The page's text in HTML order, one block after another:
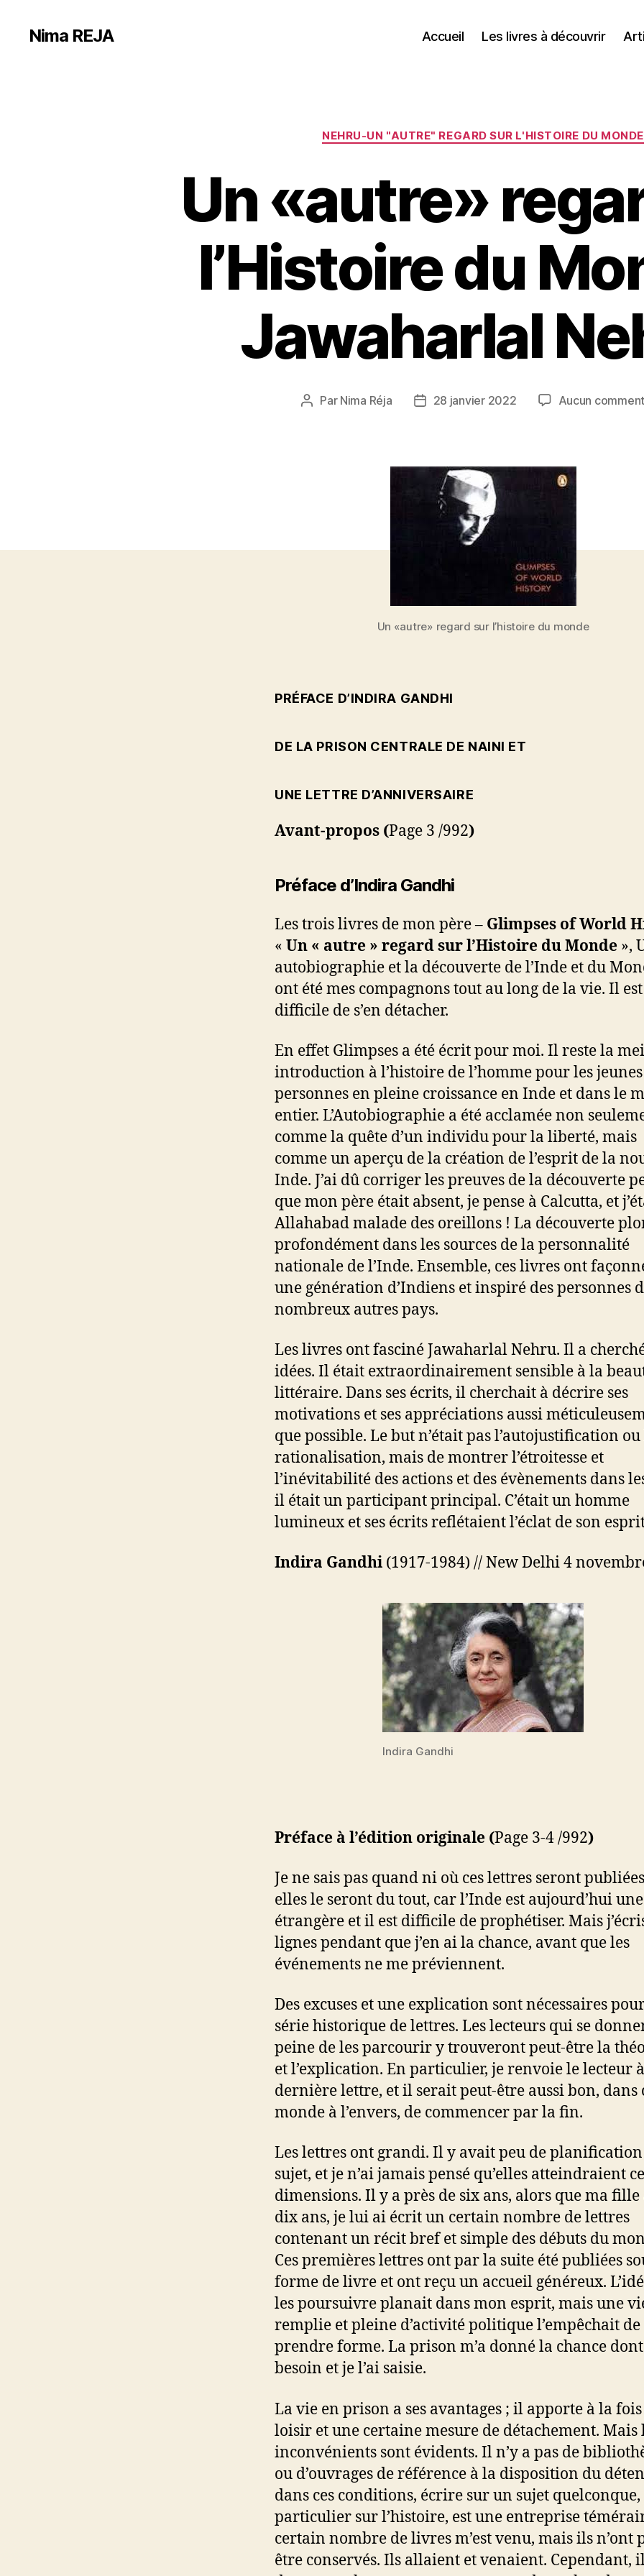
Nima REJA Accueil Les livres à découvrir
Catégories
NEHRU-UN "AUTRE" REGARD SUR L'HISTOIRE DU MONDE
Un «autre»
l’Histoire du
Jawaharlal
Auteur
Par Nima Réja
Date28 janvier 2022 Aucun
Un «autre» regard sur l’histoire du monde
PRÉFACE D’INDIRA GANDHI
DE LA PRISON CENTRALE DE NAINI ET
UNE LETTRE D’ANNIVERSAIRE
Avant-propos (Page 3 /992)
Préface d’Indira Gandhi
Les trois livres de mon père – Glimpses of World
« Un « autre » regard sur l’Histoire du Monde »,
autobiographie et la découverte de l’Inde et du
ont été mes compagnons tout au long de la vie. Il est
difficile de s’en détacher.
En effet Glimpses a été écrit pour moi. Il reste la
introduction à l’histoire de l’homme pour les
personnes en pleine croissance en Inde et dans le
entier. L’Autobiographie a été acclamée non
comme la quête d’un individu pour la liberté, mais
comme un aperçu de la création de l’esprit de la
Inde. J’ai dû corriger les preuves de la découverte
que mon père était absent, je pense à Calcutta, et
Allahabad malade des oreillons ! La découverte
profondément dans les sources de la personnalité
nationale de l’Inde. Ensemble, ces livres ont
une génération d’Indiens et inspiré des personnes
nombreux autres pays.
Les livres ont fasciné Jawaharlal Nehru. Il a
idées. Il était extraordinairement sensible à la
littéraire. Dans ses écrits, il cherchait à décrire ses
motivations et ses appréciations aussi
que possible. Le but n’était pas l’autojustification
rationalisation, mais de montrer l’étroitesse et
l’inévitabilité des actions et des évènements dans
il était un participant principal. C’était un homme
lumineux et ses écrits reflétaient l’éclat de son
Indira Gandhi (1917-1984) // New Delhi 4
Indira Gandhi
Préface à l’édition originale (Page 3-4 /992)
Je ne sais pas quand ni où ces lettres seront
elles le seront du tout, car l’Inde est aujourd’hui
étrangère et il est difficile de prophétiser. Mais
lignes pendant que j’en ai la chance, avant que les
événements ne me préviennent.
Des excuses et une explication sont nécessaires
série historique de lettres. Les lecteurs qui se
peine de les parcourir y trouveront peut-être la
et l’explication. En particulier, je renvoie le lecteur
dernière lettre, et il serait peut-être aussi bon, dans
monde à l’envers, de commencer par la fin.
Les lettres ont grandi. Il y avait peu de
sujet, et je n’ai jamais pensé qu’elles atteindraient
dimensions. Il y a près de six ans, alors que ma
dix ans, je lui ai écrit un certain nombre de lettres
contenant un récit bref et simple des débuts du
Ces premières lettres ont par la suite été publiées
forme de livre et ont reçu un accueil généreux.
les poursuivre planait dans mon esprit, mais une
remplie et pleine d’activité politique l’empêchait de
prendre forme. La prison m’a donné la chance dont
besoin et je l’ai saisie.
La vie en prison a ses avantages ; il apporte à la
loisir et une certaine mesure de détachement. Mais
inconvénients sont évidents. Il n’y a pas de
ou d’ouvrages de référence à la disposition du
dans ces conditions, écrire sur un sujet quelconque,
particulier sur l’histoire, est une entreprise
certain nombre de livres m’est venu, mais ils n’ont
être conservés. Ils allaient et venaient. Cependant,